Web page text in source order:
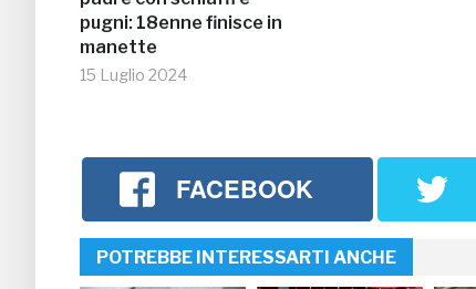
pugni: 18enne finisce in
manette
15 Luglio 2024
FACEBOOK
POTREBBE INTERESSARTI ANCHE